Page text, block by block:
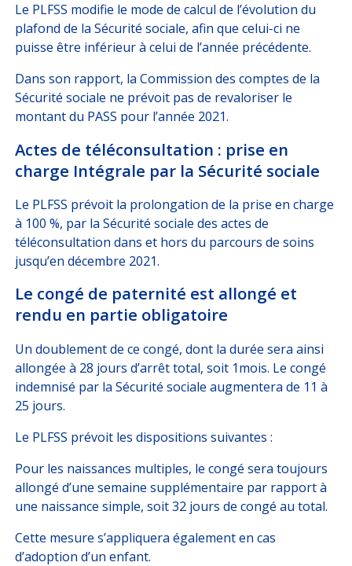
Le PLFSS modifie le mode de calcul de l’évolution du
plafond de la Sécurité sociale, afin que celui-ci ne
puisse être inférieur à celui de l’année précédente.
Dans son rapport, la Commission des comptes de la
Sécurité sociale ne prévoit pas de revaloriser le
montant du PASS pour l’année 2021.
Actes de téléconsultation : prise en
charge Intégrale par la Sécurité sociale
Le PLFSS prévoit la prolongation de la prise en charge
à 100 %, par la Sécurité sociale des actes de
téléconsultation dans et hors du parcours de soins
jusqu’en décembre 2021.
Le congé de paternité est allongé et
rendu en partie obligatoire
Un doublement de ce congé, dont la durée sera ainsi
allongée à 28 jours d’arrêt total, soit 1mois. Le congé
indemnisé par la Sécurité sociale augmentera de 11 à
25 jours.
Le PLFSS prévoit les dispositions suivantes :
Pour les naissances multiples, le congé sera toujours
allongé d’une semaine supplémentaire par rapport à
une naissance simple, soit 32 jours de congé au total.
Cette mesure s’appliquera également en cas
d’adoption d’un enfant.